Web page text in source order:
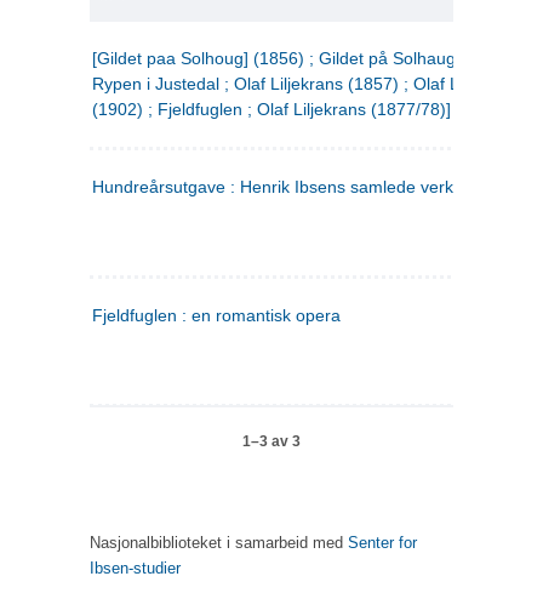
[Gildet paa Solhoug] (1856) ; Gildet på Solhaug (1883) ;
Rypen i Justedal ; Olaf Liljekrans (1857) ; Olaf Liljekrans
(1902) ; Fjeldfuglen ; Olaf Liljekrans (1877/78)]
Hundreårsutgave : Henrik Ibsens samlede verker. 3
Fjeldfuglen : en romantisk opera
1–3 av 3
Nasjonalbiblioteket i samarbeid med Senter for
Ibsen-studier